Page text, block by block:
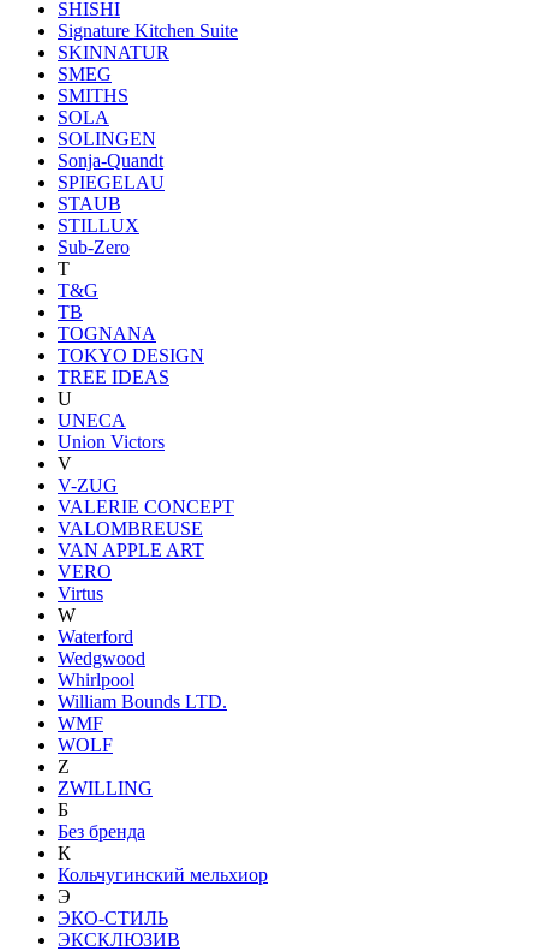
SHISHI
Signature Kitchen Suite
SKINNATUR
SMEG
SMITHS
SOLA
SOLINGEN
Sonja-Quandt
SPIEGELAU
STAUB
STILLUX
Sub-Zero
T
T&G
TB
TOGNANA
TOKYO DESIGN
TREE IDEAS
U
UNECA
Union Victors
V
V-ZUG
VALERIE CONCEPT
VALOMBREUSE
VAN APPLE ART
VERO
Virtus
W
Waterford
Wedgwood
Whirlpool
William Bounds LTD.
WMF
WOLF
Z
ZWILLING
Б
Без бренда
К
Кольчугинский мельхиор
Э
ЭКО-СТИЛЬ
ЭКСКЛЮЗИВ